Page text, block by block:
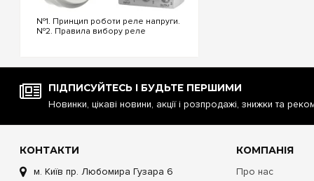
№1. Принцип роботи реле напруги.
№2. Правила вибору реле
Fi. №5. Реле напруги чи
стабілізатор: що ...
ПІДПИСУЙТЕСЬ І БУДЬТЕ ПЕРШИМИ
Новинки, цікаві новини, акції і розпродажі, знижки та
КОНТАКТИ
м. Київ пр. Любомира Гузара 6
КОМПАНІЯ
Про нас